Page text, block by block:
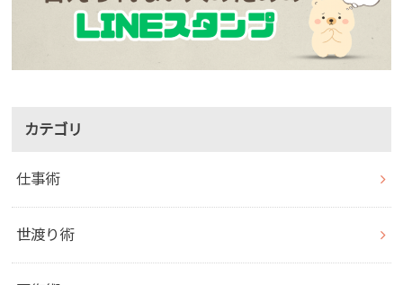
カテゴリ
仕事術
世渡り術